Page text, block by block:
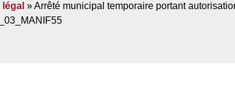
» Arrêté municipal temporaire portant